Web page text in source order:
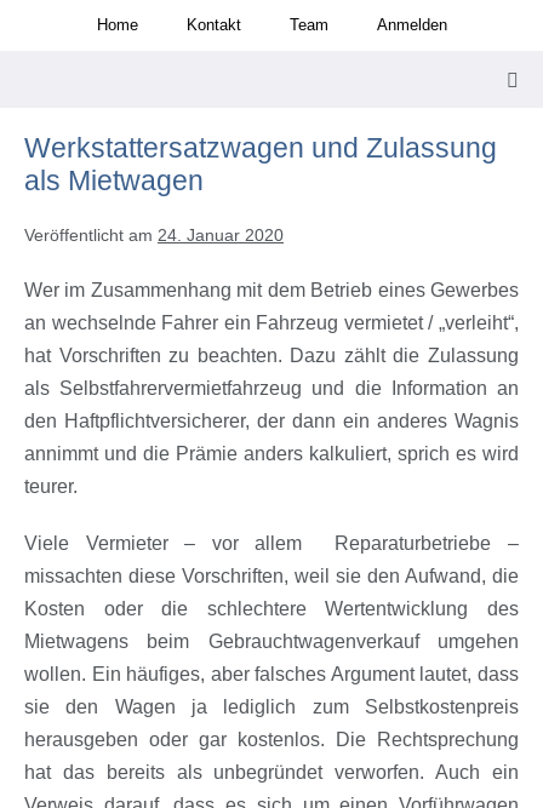
Home Kontakt Team Anmelden
Werkstattersatzwagen und Zulassung
als Mietwagen
Veröffentlicht am 24. Januar 2020
Wer im Zusammenhang mit dem Betrieb eines Gewerbes
an wechselnde Fahrer ein Fahrzeug vermietet / „verleiht“,
hat Vorschriften zu beachten. Dazu zählt die Zulassung
als Selbstfahrervermietfahrzeug und die Information an
den Haftpflichtversicherer, der dann ein anderes Wagnis
annimmt und die Prämie anders kalkuliert, sprich es wird
teurer.
Viele Vermieter – vor allem Reparaturbetriebe –
missachten diese Vorschriften, weil sie den Aufwand, die
Kosten oder die schlechtere Wertentwicklung des
Mietwagens beim Gebrauchtwagenverkauf umgehen
wollen. Ein häufiges, aber falsches Argument lautet, dass
sie den Wagen ja lediglich zum Selbstkostenpreis
herausgeben oder gar kostenlos. Die Rechtsprechung
hat das bereits als unbegründet verworfen. Auch ein